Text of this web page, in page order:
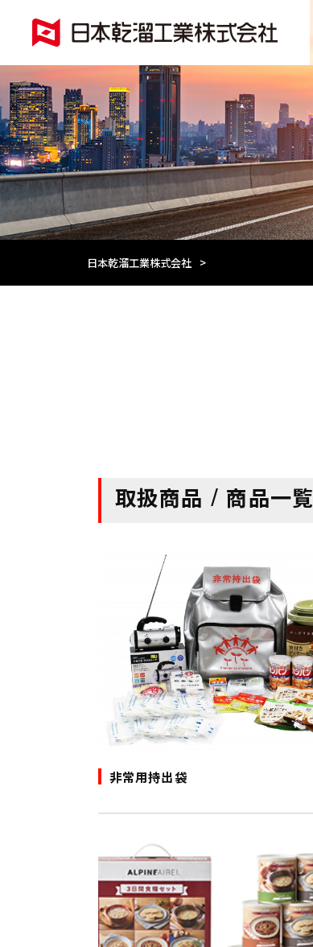
日本乾溜工業株式会社 >
取扱商品 / 商品一覧
非常用持出袋